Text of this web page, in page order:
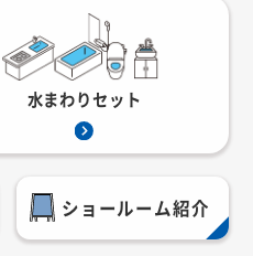
水まわりセット
ショールーム紹介